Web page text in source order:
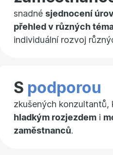
snadnésjednocení
přehled v různých
individuální rozvoj
S podporou
zkušených konzultantů,
hladkým rozjezdem i
zaměstnanců.